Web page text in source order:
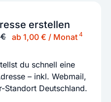
erstellen
ab 1,00 € / Monat4
du schnell eine
– inkl. Webmail,
Standort Deutschland.